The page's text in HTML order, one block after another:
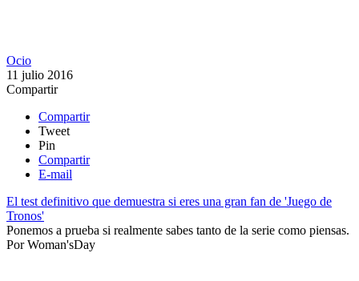
Ocio
11 julio 2016
Compartir
Compartir
Tweet
Pin
Compartir
E-mail
El test definitivo que demuestra si eres una gran fan de 'Juego de
Tronos'
Ponemos a prueba si realmente sabes tanto de la serie como piensas.​
PorWoman'sDay